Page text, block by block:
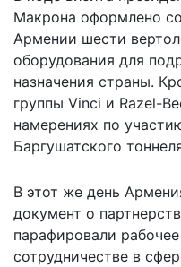
Макрона оформлено
Армении шести
оборудования для
назначения страны.
группы Vinci и Razel-
намерениях по
Баргушатского
В этот же день
документ о
парафировали
сотрудничестве в